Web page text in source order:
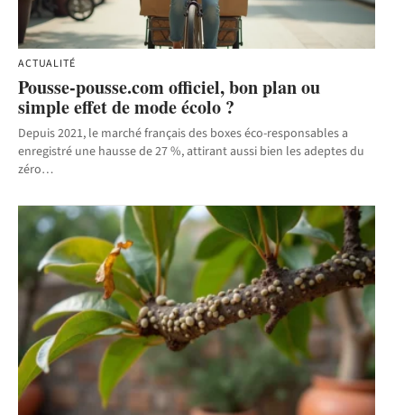
ACTUALITÉ
Pousse-pousse.com officiel, bon plan ou
simple effet de mode écolo ?
Depuis 2021, le marché français des boxes éco-responsables a
enregistré une hausse de 27 %, attirant aussi bien les adeptes du
zéro…